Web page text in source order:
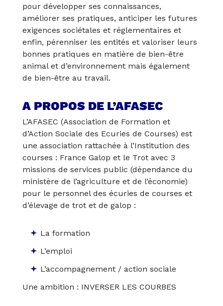
pour développer ses connaissances,
améliorer ses pratiques, anticiper les futures
exigences sociétales et réglementaires et
enfin, pérenniser les entités et valoriser leurs
bonnes pratiques en matière de bien-être
animal et d’environnement mais également
de bien-être au travail.
A PROPOS DE L’AFASEC
L’AFASEC (Association de Formation et
d’Action Sociale des Ecuries de Courses) est
une association rattachée à l’Institution des
courses : France Galop et le Trot avec 3
missions de services public (dépendance du
ministère de l’agriculture et de l’économie)
pour le personnel des écuries de courses et
d’élevage de trot et de galop :
La formation
L’emploi
L’accompagnement / action sociale
Une ambition : INVERSER LES COURBES